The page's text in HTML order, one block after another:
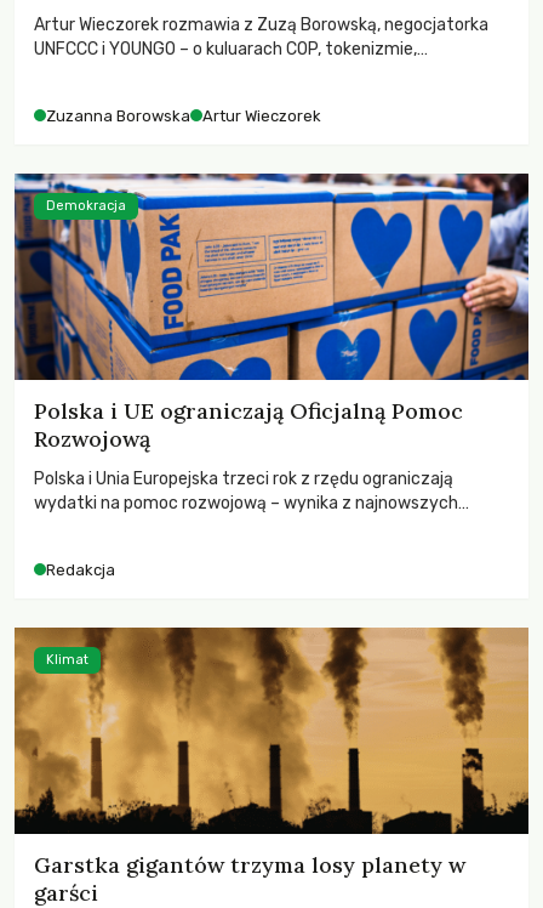
Artur Wieczorek rozmawia z Zuzą Borowską, negocjatorka
UNFCCC i YOUNGO – o kuluarach COP, tokenizmie,
Zuzanna Borowska Artur Wieczorek
Polska i UE ograniczają Oficjalną Pomoc
Rozwojową
Polska i Unia Europejska trzeci rok z rzędu ograniczają
wydatki na pomoc rozwojową – wynika z najnowszych
odnotowano największe tąpnięcie ODA w historii. Jakie będą
kryzysami i ubóstwem?
Redakcja
Demokracja
Garstka gigantów trzyma losy planety w
garści
Klimat